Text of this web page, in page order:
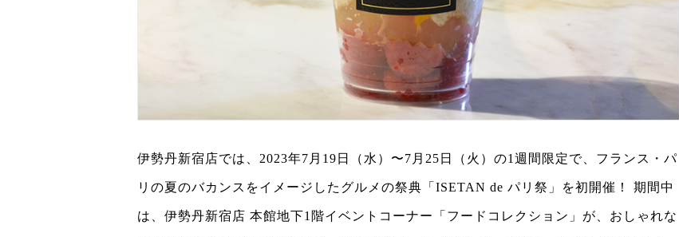
伊勢丹新宿店では、2023年7月19日（水）〜7月25日（火）の1週間限定で、フランス・パ
リの夏のバカンスをイメージしたグルメの祭典「ISETAN de パリ祭」を初開催！ 期間中
は、伊勢丹新宿店 本館地下1階イベントコーナー「フードコレクション」が、おしゃれな